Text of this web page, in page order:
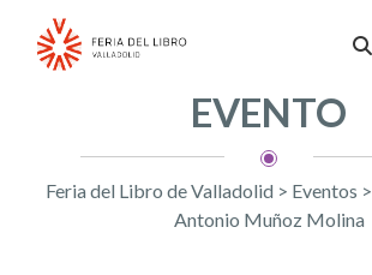
EVENTO
Feria del Libro de Valladolid > Eventos >
Antonio Muñoz Molina